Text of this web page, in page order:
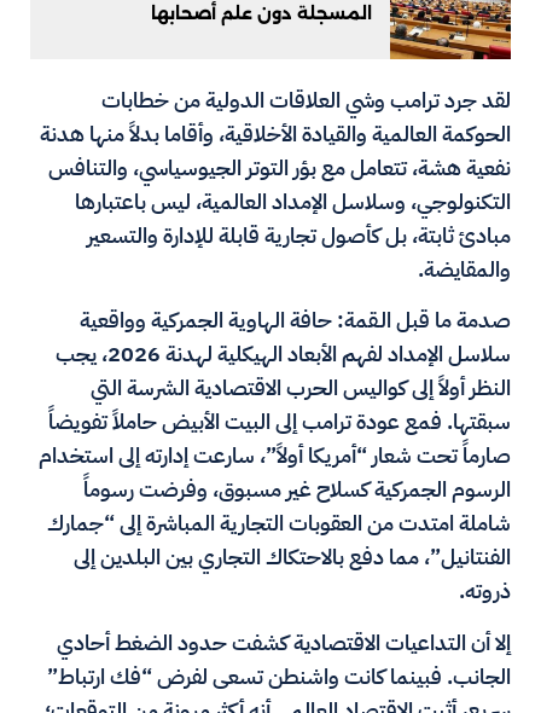
المسجلة دون علم أصحابها
لقد جرد ترامب وشي العلاقات الدولية من خطابات
الحوكمة العالمية والقيادة الأخلاقية، وأقاما بدلاً منها هدنة
نفعية هشة، تتعامل مع بؤر التوتر الجيوسياسي، والتنافس
التكنولوجي، وسلاسل الإمداد العالمية، ليس باعتبارها
مبادئ ثابتة، بل كأصول تجارية قابلة للإدارة والتسعير
والمقايضة.
صدمة ما قبل الـقمة: حافة الهاوية الجمركية وواقعية
سلاسل الإمداد لفهم الأبعاد الهيكلية لهدنة 2026، يجب
النظر أولاً إلى كواليس الحرب الاقتصادية الشرسة التي
سبقتها. فمع عودة ترامب إلى البيت الأبيض حاملاً تفويضاً
صارماً تحت شعار “أمريكا أولاً”، سارعت إدارته إلى استخدام
الرسوم الجمركية كسلاح غير مسبوق، وفرضت رسوماً
شاملة امتدت من العقوبات التجارية المباشرة إلى “جمارك
الفنتانيل”، مما دفع بالاحتكاك التجاري بين البلدين إلى
ذروته.
إلا أن التداعيات الاقتصادية كشفت حدود الضغط أحادي
الجانب. فبينما كانت واشنطن تسعى لفرض “فك ارتباط”